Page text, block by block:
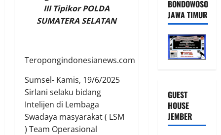
III Tipikor POLDA
SUMATERA SELATAN
Teropongindonesianews.com
Sumsel- Kamis, 19/6/2025
Sirlani selaku bidang
Intelijen di Lembaga
Swadaya masyarakat ( LSM
) Team Operasional
BONDOWOSO
JAWA TIMUR
GUEST
HOUSE
JEMBER